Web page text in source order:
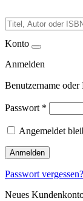
for:
Konto
Anmelden
Benutzername
Passwort *
Angemeldet
Anmelden
Passwort vergessen?
Neues